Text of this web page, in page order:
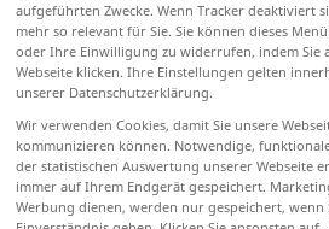
antippen)
Gewichtsverlust, Kniff
aufgeführten Zwecke. Wenn Tracker deaktiviert
mehr so relevant für Sie. Sie können dieses
oder Ihre Einwilligung zu widerrufen, indem Sie
Webseite klicken. Ihre Einstellungen gelten
unserer Datenschutzerklärung.
Wir verwenden Cookies, damit Sie unsere
kommunizieren können. Notwendige,
der statistischen Auswertung unserer Webseite
immer auf Ihrem Endgerät gespeichert.
Werbung dienen, werden nur gespeichert,